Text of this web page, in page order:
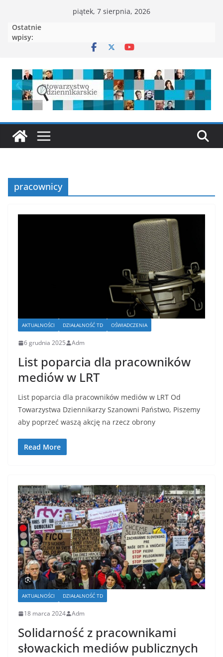
treści
piątek, 7 sierpnia, 2026
Ostatnie
wpisy:
pracownicy
AKTUALNOŚCI DZIAŁALNOŚĆ TD OŚWIADCZENIA
6 grudnia 2025 Adm
List poparcia dla pracowników
mediów w LRT
List poparcia dla pracowników mediów w LRT Od
Towarzystwa Dziennikarzy Szanowni Państwo, Piszemy
aby poprzeć waszą akcję na rzecz obrony
Read More
AKTUALNOŚCI DZIAŁALNOŚĆ TD
18 marca 2024 Adm
Solidarność z pracownikami
słowackich mediów publicznych